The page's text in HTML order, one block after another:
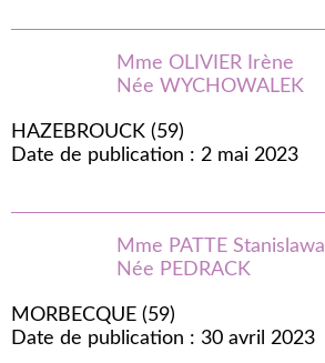
Mme OLIVIER Irène
Née WYCHOWALEK
HAZEBROUCK (59)
Date de publication : 2 mai 2023
Mme PATTE Stanislawa
Née PEDRACK
MORBECQUE (59)
Date de publication : 30 avril 2023